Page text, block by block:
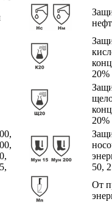
20%
20%
50,
От